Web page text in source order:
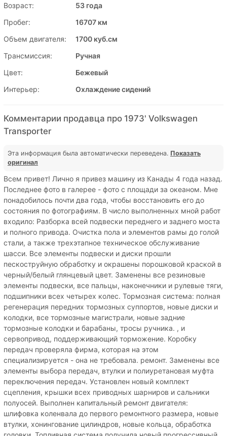
Возраст:
53 года
Пробег:
16707 км
Объем двигателя:
1700 куб.см
Трансмиссия:
Ручная
Цвет:
Бежевый
Интерьер:
Охлаждение сидений
Комментарии продавца про 1973' Volkswagen
Transporter
Эта информация была автоматически переведена. Показать
оригинал
Всем привет! Лично я привез машину из Канады 4 года назад.
Последнее фото в галерее - фото с площади за океаном. Мне
понадобилось почти два года, чтобы восстановить его до
состояния по фотографиям. В число выполненных мной работ
входило: Разборка всей подвески переднего и заднего моста
и полного привода. Очистка пола и элементов рамы до голой
стали, а также трехэтапное техническое обслуживание
шасси. Все элементы подвески и диски прошли
пескоструйную обработку и окрашены порошковой краской в ​​
черный/белый глянцевый цвет. Заменены все резиновые
элементы подвески, все пальцы, наконечники и рулевые тяги,
подшипники всех четырех колес. Тормозная система: полная
регенерация передних тормозных суппортов, новые диски и
колодки, все тормозные магистрали, новые задние
тормозные колодки и барабаны, тросы ручника. , и
сервопривод, поддерживающий торможение. Коробку
передач проверяла фирма, которая на этом
специализируется - она ​​не требовала. ремонт. Заменены все
элементы выбора передач, втулки и полиуретановая муфта
переключения передач. Установлен новый комплект
сцепления, крышки всех приводных шарниров и сальники
полуосей. Выполнен капитальный ремонт двигателя:
шлифовка коленвала до первого ремонтного размера, новые
втулки, хонингование цилиндров, новые кольца, обработка